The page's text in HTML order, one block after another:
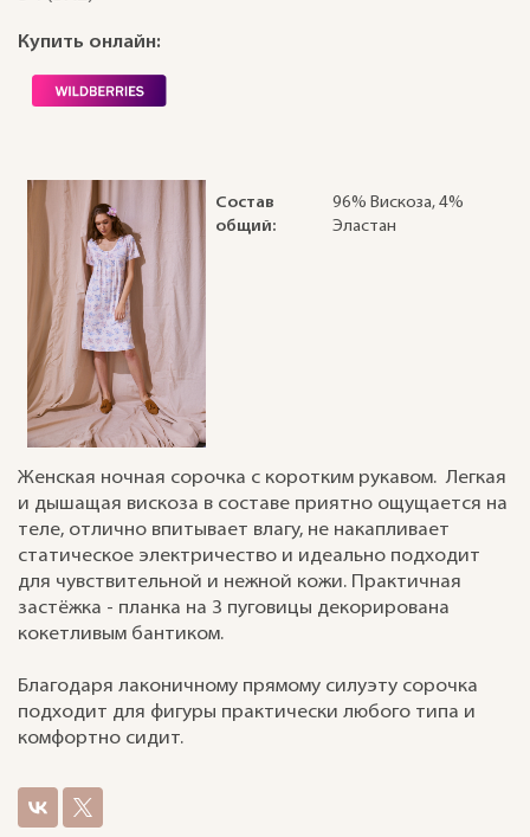
Купить онлайн:
Состав
общий:
96% Вискоза, 4%
Эластан
Женская ночная сорочка с коротким рукавом. Легкая
и дышащая вискоза в составе приятно ощущается на
теле, отлично впитывает влагу, не накапливает
статическое электричество и идеально подходит
для чувствительной и нежной кожи. Практичная
застёжка - планка на 3 пуговицы декорирована
кокетливым бантиком.
Благодаря лаконичному прямому силуэту сорочка
подходит для фигуры практически любого типа и
комфортно сидит.